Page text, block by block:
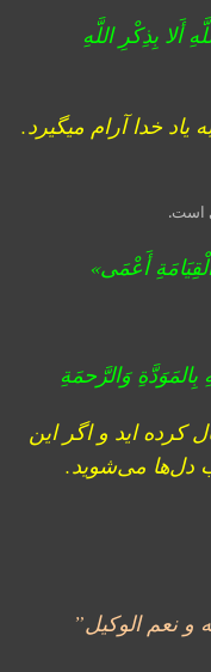
أَلا بِذِکْرِ اللَّهِ
خدا آرام می‏گیرد.
است.
أَعْمَی»
بِالمَوَدَّةِ وَالرَّحمَةِ
کرده اید و اگر این
دل‌ها می‌شوید.
و نعم الوکیل”